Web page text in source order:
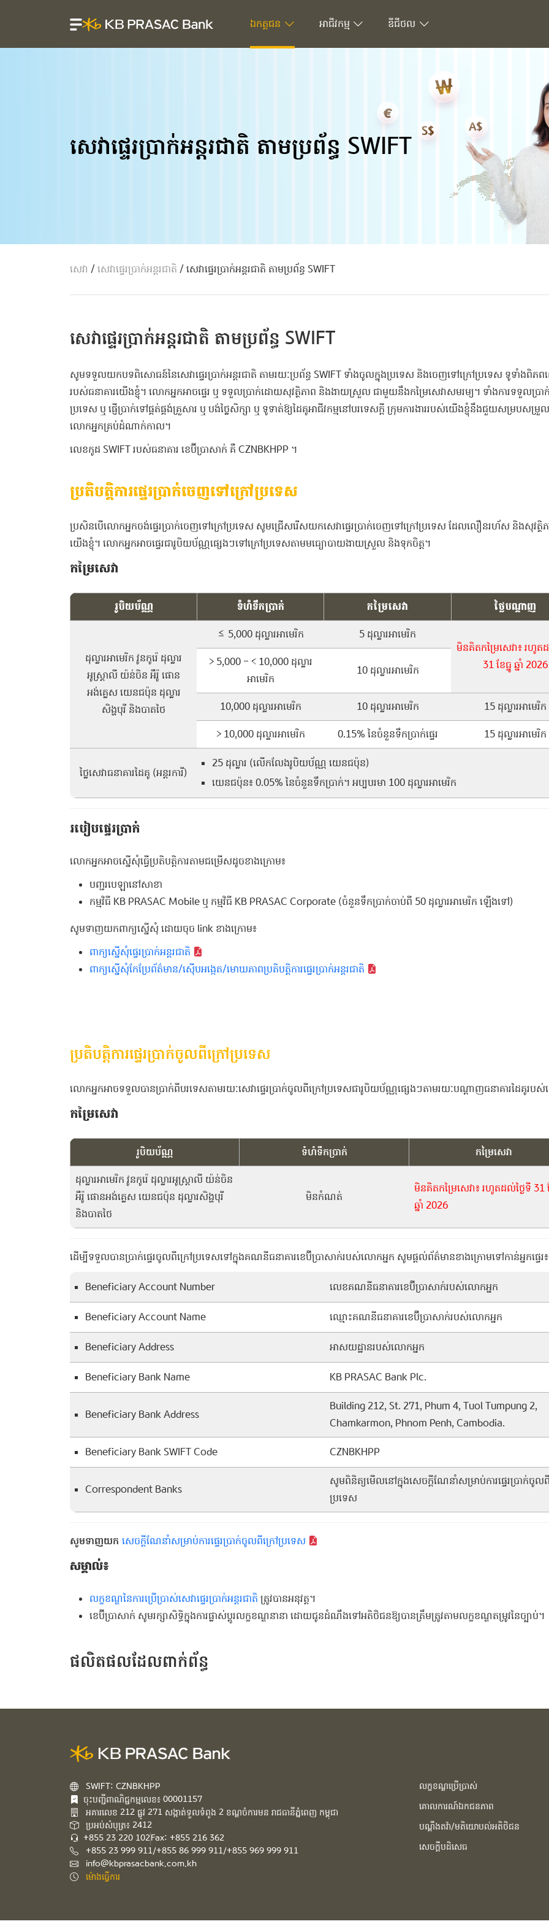
ឯកត្តជន អាជីវកម្ម ឌីជីថល
សេវា​ផ្ទេរ​ប្រាក់អន្តរជាតិ ​តាម​ប្រព័ន្ធ SWIFT
សេវា /សេវា​ផ្ទេរ​ប្រាក់អន្តរជាតិ /សេវា​ផ្ទេរ​ប្រាក់អន្តរជាតិ ​តាម​ប្រព័ន្ធ SWIFT
សេវា​ផ្ទេរ​ប្រាក់អន្តរជាតិ ​តាម​ប្រព័ន្ធ SWIFT
សូមទទួលយកបទពិសោធន៍នៃសេវាផ្ទេរប្រាក់អន្តរជាតិ តាមរយៈប្រព័ន្ធ SWIFT ទាំងចូលក្នុងប្រទេស និងចេញទៅក្រៅប្រទេស ទូទាំងពិភ
របស់ធនាគារយើងខ្ញុំ។ លោកអ្នកអាចផ្ទេរ ឬ ទទួលប្រាក់ដោយសុវត្ថិភាព និងងាយស្រួល ជាមួយនឹងកម្រៃសេវាសមរម្យ។ ទាំងការទទួលប្រា
ប្រទេស ឬ ផ្ញើប្រាក់ទៅផ្គត់ផ្គង់គ្រួសារ ឬ បង់ថ្លៃសិក្សា ឬ ទូទាត់ឱ្យដៃគូអាជីវកម្មនៅបរទេសក្ដី ក្រុមការងាររបស់យើងខ្ញុំនឹងជួយសម្របសម្រួ
លោកអ្នកគ្រប់ដំណាក់កាល។
លេខកូដ SWIFT របស់ធនាគារ ខេប៊ីប្រាសាក់ គឺ CZNBKHPP ។
ប្រតិបត្តិការផ្ទេរប្រាក់ចេញទៅក្រៅប្រទេស
ប្រសិនបើលោកអ្នកចង់ផ្ទេរប្រាក់ចេញទៅក្រៅប្រទេស សូមជ្រើសរើសយកសេវាផ្ទេរប្រាក់ចេញទៅក្រៅប្រទេស ដែលលឿនរហ័ស និងសុវត្ថិ
យើងខ្ញុំ។ លោកអ្នកអាចផ្ទេរជារូបិយប័ណ្ណផ្សេងៗទៅក្រៅប្រទេសតាមមធ្យោបាយងាយស្រួល និងទុកចិត្ត។
កម្រៃសេវា
រូបិយប័ណ្ណ ទំហំទឹកប្រាក់ កម្រៃសេវា ថ្លៃបណ្ដាញ
ដុល្លារអាមេរិក វូនកូរ៉េ ដុល្លារ
អូស្ត្រាលី យ៉ន់ចិន អឺរ៉ូ ផោន
អង់គ្លេស យេនជប៉ុន ដុល្លារ
សិង្ហបុរី និងបាតថៃ
≤ 5,000 ដុល្លារអាមេរិក
5 ដុល្លារអាមេរិក
មិនគិតកម្រៃសេវា៖ រហូត
31 ខែធ្នូ ឆ្នាំ 2026
> 5,000 – < 10,000 ដុល្លារ
អាមេរិក
10 ដុល្លារអាមេរិក
10,000 ដុល្លារអាមេរិក 10 ដុល្លារអាមេរិក 15 ដុល្លារអាមេរិក
> 10,000 ដុល្លារអាមេរិក 0.15% នៃចំនួនទឹកប្រាក់ផ្ទេរ 15 ដុល្លារអាមេរិក
ថ្លៃសេវាធនាគារដៃគូ (អន្តរការី)
25 ដុល្លារ (លើកលែងរូបិយប័ណ្ណ យេនជប៉ុន)
យេនជប៉ុន៖ 0.05% នៃចំនួនទឹកប្រាក់។ អប្បបរមា 100 ដុល្លារអាមេរិក
របៀបផ្ទេរប្រាក់
លោកអ្នកអាចស្នើសុំធ្វើប្រតិបត្តិការតាមជម្រើសដូចខាងក្រោម៖
បញ្ជរបេឡានៅសាខា
កម្មវិធី KB PRASAC Mobile ឬ កម្មវិធី KB PRASAC Corporate (ចំនួនទឹកប្រាក់ចាប់ពី 50 ដុល្លារអាមេរិក ឡើងទៅ)
សូមទាញយកពាក្យស្នើសុំ ដោយចុច link ខាងក្រោម៖
ពាក្យស្នើសុំផ្ទេរប្រាក់អន្តរជាតិ
ពាក្យស្នើសុំកែប្រែព័ត៌មាន/ស៊ើបអង្កេត/មោឃភាពប្រតិបត្តិការផ្ទេរប្រាក់អន្តរជាតិ
ប្រតិបត្តិការផ្ទេរប្រាក់ចូលពីក្រៅប្រទេស
លោកអ្នកអាចទទួលបានប្រាក់ពីបរទេសតាមរយៈសេវាផ្ទេរប្រាក់ចូលពីក្រៅប្រទេសជារូបិយប័ណ្ណផ្សេងៗតាមរយៈបណ្តាញធនាគារដៃគូរបស់
កម្រៃសេវា
រូបិយប័ណ្ណ ទំហំទឹកប្រាក់ កម្រៃសេវា
ដុល្លារអាមេរិក វូនកូរ៉េ ដុល្លារអូស្ត្រាលី យ៉ន់ចិន
អឺរ៉ូ ផោនអង់គ្លេស យេនជប៉ុន ដុល្លារសិង្ហបុរី
និងបាតថៃ
មិនកំណត់
មិនគិតកម្រៃសេវា៖ រហូតដល់ថ្ងៃទី 31
ឆ្នាំ 2026
ដើម្បីទទួលបានប្រាក់ផ្ទេរចូលពីក្រៅប្រទេសទៅក្នុងគណនីធនាគារខេប៊ីប្រាសាក់របស់លោកអ្នក សូមផ្តល់ព័ត៌មានខាងក្រោមទៅកាន់អ្នកផ្ទេរ៖
Beneficiary Account Number លេខគណនីធនាគារខេប៊ីប្រាសាក់របស់លោកអ្នក
Beneficiary​ Account Name ឈ្មោះគណនីធនាគារខេប៊ីប្រាសាក់របស់លោកអ្នក
Beneficiary Address អាសយដ្ឋានរបស់លោកអ្នក
Beneficiary Bank Name KB PRASAC Bank Plc.
Beneficiary Bank Address
Building 212, St. 271, Phum 4, Tuol Tumpung 2,
Chamkarmon, Phnom Penh, Cambodia.
Beneficiary Bank SWIFT Code CZNBKHPP
Correspondent Banks
សូមពិនិត្យមើលនៅក្នុងសេចក្ដីណែនាំសម្រាប់ការផ្ទេរប្រាក់ចូល
ប្រទេស
សូមទាញយក សេចក្ដីណែនាំសម្រាប់ការផ្ទេរប្រាក់ចូលពីក្រៅប្រទេស
សម្គាល់៖
លក្ខខណ្ឌនៃការប្រើប្រាស់សេវាផ្ទេរប្រាក់អន្តរជាតិ ត្រូវបានអនុវត្ត។
ខេប៊ីប្រាសាក់ សូមរក្សាសិទ្ធិក្នុងការផ្លាស់ប្ដូរលក្ខខណ្ឌនានា ដោយជូនដំណឹងទៅអតិថិជនឱ្យបានត្រឹមត្រូវតាមលក្ខខណ្ឌតម្រូវនៃច្បាប់។
ផលិតផលដែលពាក់ព័ន្ធ
SWIFT: CZNBKHPP
ចុះបញ្ជីពាណិជ្ជកម្មលេខ៖ 00001157
អគារ​លេខ​ 212 ផ្លូវ 271 សង្កាត់ទួលទំពូង 2 ខណ្ឌចំការមន រាជធានីភ្នំពេញ កម្ពុជា​
ប្រអប់សំបុត្រ៖ 2412
+855 23 220 102Fax: +855 216 362
+855 23 999 911/+855 86 999 911/+855 969 999 911
info@kbprasacbank.com.kh
ម៉ោងធ្វើការ
លក្ខខណ្ឌប្រើប្រាស់
គោលការណ៍ឯកជនភាព
បណ្ដឹងតវ៉ា/មតិយោបល់អតិថិជន
សេចក្ដីបដិសេធ